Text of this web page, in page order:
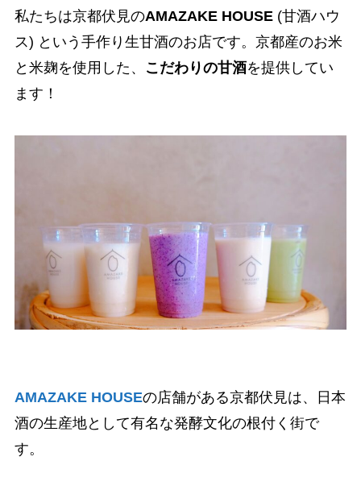
私たちは京都伏見のAMAZAKE HOUSE(甘酒ハウ
ス) という手作り生甘酒のお店です。京都産のお米
と米麹を使用した、
こだわりの甘酒を提供してい
ます！
AMAZAKE HOUSEの店舗がある京都伏見は、日本
酒の生産地として有名な発酵文化の根付く街で
す。